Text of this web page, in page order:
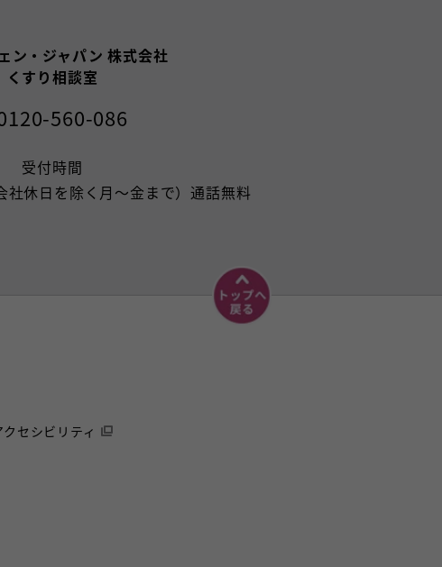
ン・ジャパン 株式会社
くすり相談室
560-086
受付時間
休日を除く月～金まで）通話無料
クセシビリティ